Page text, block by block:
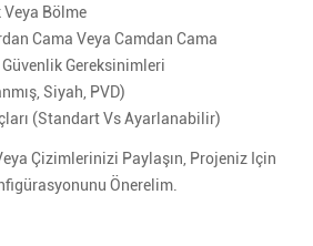
Bölme
Cama Veya Camdan Cama
Gereksinimleri
Siyah, PVD)
(standart Vs Ayarlanabilir)
Çizimlerinizi Paylaşın, Projeniz Için
Önerelim.